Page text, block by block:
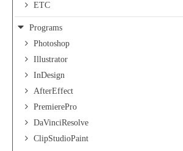
ETC
Programs
Photoshop
Illustrator
InDesign
AfterEffect
PremierePro
DaVinciResolve
ClipStudioPaint